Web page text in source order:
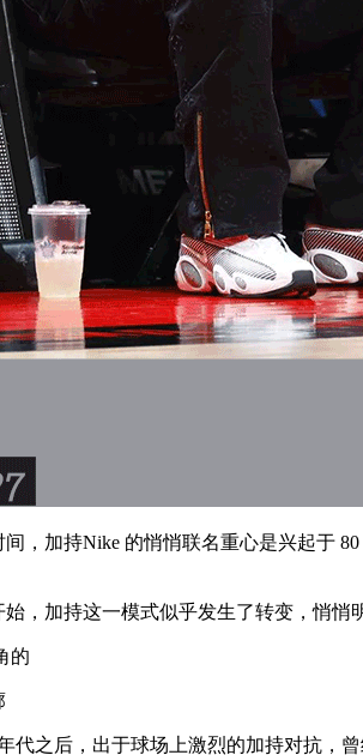
加持Nike 的悄悄联名重心是兴起于 80
加持这一模式似乎发生了转变，悄悄
的
之后，出于球场上激烈的加持对抗，曾